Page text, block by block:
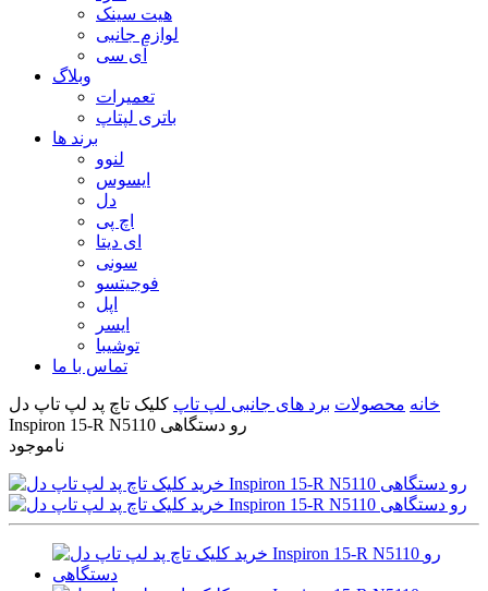
هیت سینک
لوازم جانبی
آی سی
وبلاگ
تعمیرات
باتری لپتاپ
برند ها
لنوو
ایسوس
دل
اچ پی
ای دیتا
سونی
فوجیتسو
اپل
ایسر
توشیبا
تماس با ما
خانه محصولات برد های جانبی لپ تاپ کلیک تاچ پد لپ تاپ دل
Inspiron 15-R N5110 رو دستگاهی
ناموجود